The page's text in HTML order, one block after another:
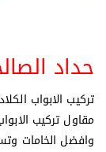
حداد
تركيب الابواب
مقاول تركيب
وافضل الخامات